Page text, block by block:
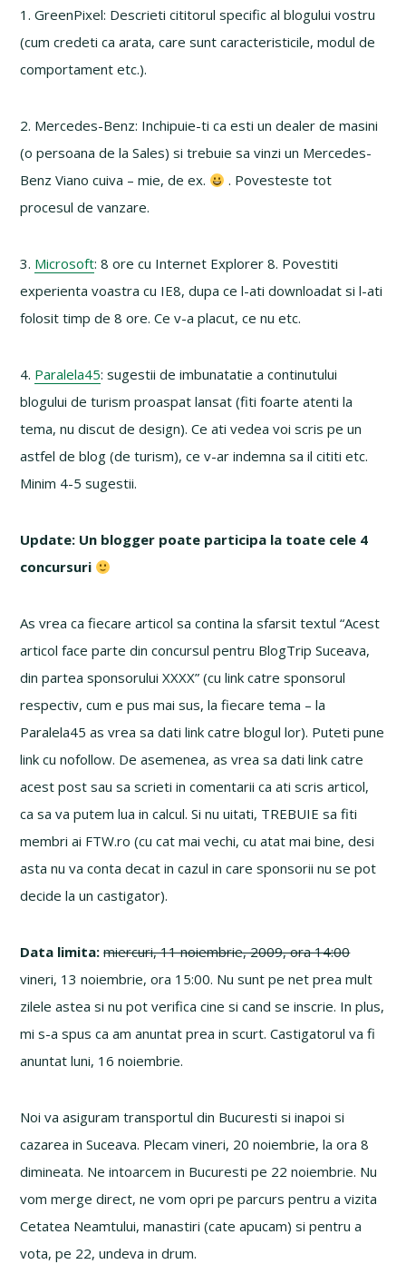
1. GreenPixel: Descrieti cititorul specific al blogului vostru
(cum credeti ca arata, care sunt caracteristicile, modul de
comportament etc.).
2. Mercedes-Benz: Inchipuie-ti ca esti un dealer de masini
(o persoana de la Sales) si trebuie sa vinzi un Mercedes-
Benz Viano cuiva – mie, de ex.
. Povesteste tot
procesul de vanzare.
3. Microsoft: 8 ore cu Internet Explorer 8. Povestiti
experienta voastra cu IE8, dupa ce l-ati downloadat si l-ati
folosit timp de 8 ore. Ce v-a placut, ce nu etc.
4. Paralela45: sugestii de imbunatatie a continutului
blogului de turism proaspat lansat (fiti foarte atenti la
tema, nu discut de design). Ce ati vedea voi scris pe un
astfel de blog (de turism), ce v-ar indemna sa il cititi etc.
Minim 4-5 sugestii.
Update: Un blogger poate participa la toate cele 4
concursuri
As vrea ca fiecare articol sa contina la sfarsit textul “Acest
articol face parte din concursul pentru BlogTrip Suceava,
din partea sponsorului XXXX” (cu link catre sponsorul
respectiv, cum e pus mai sus, la fiecare tema – la
Paralela45 as vrea sa dati link catre blogul lor). Puteti pune
link cu nofollow. De asemenea, as vrea sa dati link catre
acest post sau sa scrieti in comentarii ca ati scris articol,
ca sa va putem lua in calcul. Si nu uitati, TREBUIE sa fiti
membri ai FTW.ro (cu cat mai vechi, cu atat mai bine, desi
asta nu va conta decat in cazul in care sponsorii nu se pot
decide la un castigator).
Data limita: miercuri, 11 noiembrie, 2009, ora 14:00
vineri, 13 noiembrie, ora 15:00. Nu sunt pe net prea mult
zilele astea si nu pot verifica cine si cand se inscrie. In plus,
mi s-a spus ca am anuntat prea in scurt. Castigatorul va fi
anuntat luni, 16 noiembrie.
Noi va asiguram transportul din Bucuresti si inapoi si
cazarea in Suceava. Plecam vineri, 20 noiembrie, la ora 8
dimineata. Ne intoarcem in Bucuresti pe 22 noiembrie. Nu
vom merge direct, ne vom opri pe parcurs pentru a vizita
Cetatea Neamtului, manastiri (cate apucam) si pentru a
vota, pe 22, undeva in drum.